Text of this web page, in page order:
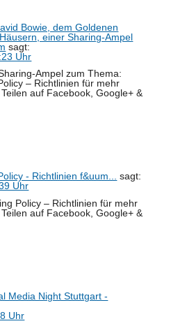
Bowie, dem Goldenen
einer Sharing-Ampel
sagt:
Uhr
Ampel zum Thema:
– Richtlinien für mehr
auf Facebook, Google+ &
- Richtlinien f&uum... sagt:
Uhr
Policy – Richtlinien für mehr
auf Facebook, Google+ &
Media Night Stuttgart -
Uhr